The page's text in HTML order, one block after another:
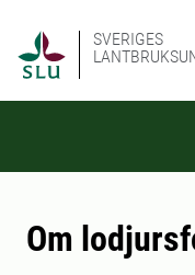
SVERIGES
Om